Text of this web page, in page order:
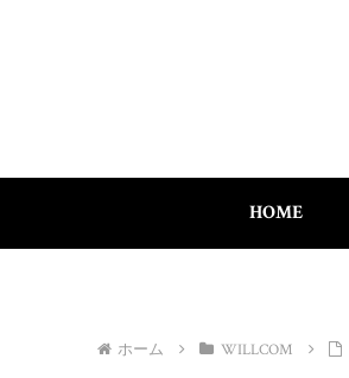
HOME
ホーム WILLCOM